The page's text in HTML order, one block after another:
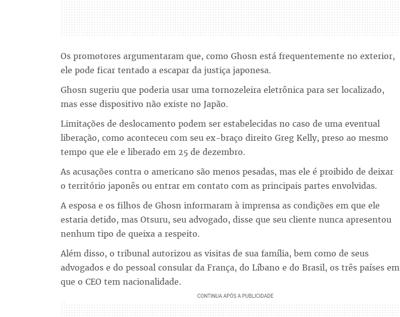
Os promotores argumentaram que, como Ghosn está frequentemente no exterior,
ele pode ficar tentado a escapar da justiça japonesa.
Ghosn sugeriu que poderia usar uma tornozeleira eletrônica para ser localizado,
mas esse dispositivo não existe no Japão.
Limitações de deslocamento podem ser estabelecidas no caso de uma eventual
liberação, como aconteceu com seu ex-braço direito Greg Kelly, preso ao mesmo
tempo que ele e liberado em 25 de dezembro.
As acusações contra o americano são menos pesadas, mas ele é proibido de deixar
o território japonês ou entrar em contato com as principais partes envolvidas.
A esposa e os filhos de Ghosn informaram à imprensa as condições em que ele
estaria detido, mas Otsuru, seu advogado, disse que seu cliente nunca apresentou
nenhum tipo de queixa a respeito.
Além disso, o tribunal autorizou as visitas de sua família, bem como de seus
advogados e do pessoal consular da França, do Líbano e do Brasil, os três países em
que o CEO tem nacionalidade.